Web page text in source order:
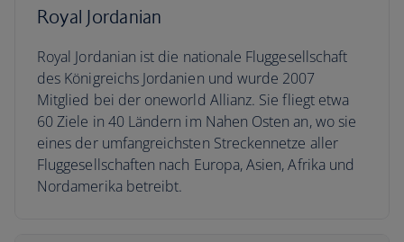
Royal Jordanian
Royal Jordanian ist die nationale Fluggesellschaft
des Königreichs Jordanien und wurde 2007
Mitglied bei der oneworld Allianz. Sie fliegt etwa
60 Ziele in 40 Ländern im Nahen Osten an, wo sie
eines der umfangreichsten Streckennetze aller
Fluggesellschaften nach Europa, Asien, Afrika und
Nordamerika betreibt.